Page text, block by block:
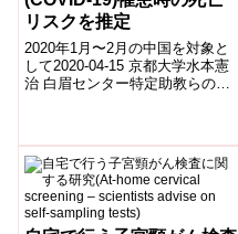
リスクを推定
2020年1月〜2月の中国を対象と
して2020-04-15 京都大学水本憲
治 白眉センター特定助教らの研